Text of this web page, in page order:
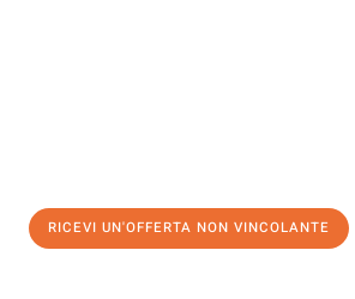
RICEVI UN'OFFERTA NON VINCOLANTE